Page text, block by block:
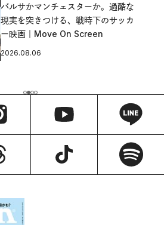
バルサかマンチェスターか。過酷な
現実を突きつける、戦時下のサッカ
ー映画｜Move On Screen
2026.08.06